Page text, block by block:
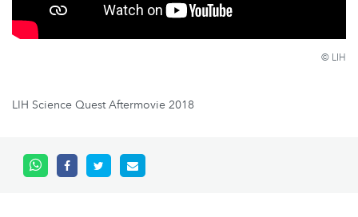
© LIH
LIH Science Quest Aftermovie 2018